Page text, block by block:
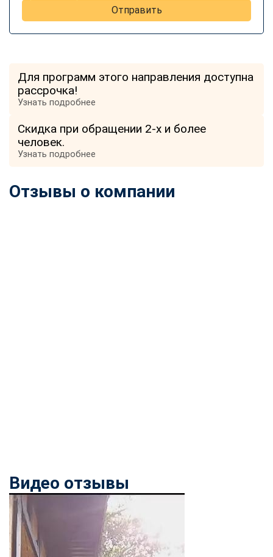
Отправить
Для программ этого направления доступна
рассрочка!
Узнать подробнее
Скидка при обращении 2-х и более
человек.
Узнать подробнее
Отзывы о компании
Видео отзывы